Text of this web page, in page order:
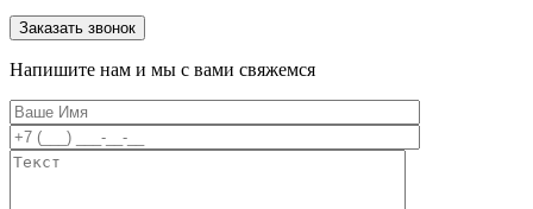
Напишите нам и мы с вами свяжемся